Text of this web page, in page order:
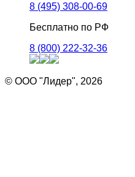
8 (495) 308-00-69
Бесплатно по РФ
8 (800) 222-32-36
© ООО "Лидер", 2026